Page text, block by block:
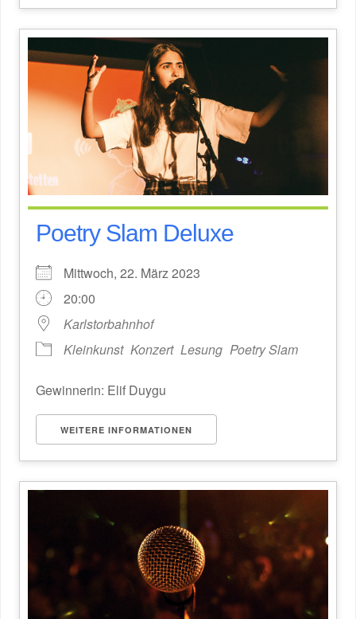
Poetry Slam Deluxe
Mittwoch, 22. März 2023
20:00
Karlstorbahnhof
Kleinkunst Konzert Lesung Poetry Slam
Gewinnerin: Elif Duygu
WEITERE INFORMATIONEN